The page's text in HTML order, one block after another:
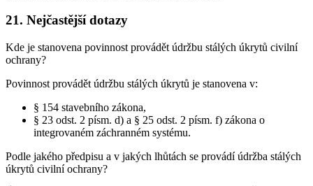
21. Nejčastější dotazy
Kde je stanovena povinnost provádět údržbu stálých úkrytů civilní
ochrany?
Povinnost provádět údržbu stálých úkrytů je stanovena v:
§ 154 stavebního zákona,
§ 23 odst. 2 písm. d) a § 25 odst. 2 písm. f) zákona o
integrovaném záchranném systému.
Podle jakého předpisu a v jakých lhůtách se provádí údržba stálých
úkrytů civilní ochrany?